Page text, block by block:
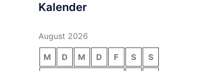
Kalender
August 2026
M D M D F S
S